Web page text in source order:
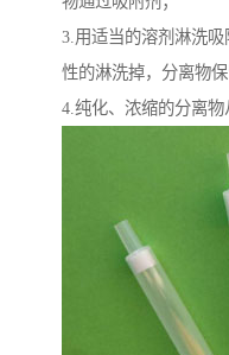
3.用适当的溶剂淋洗
性的淋洗掉，分离物保
4.纯化、浓缩的分离物